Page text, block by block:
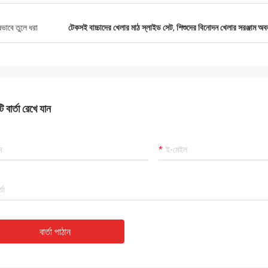
তুলে ধরা টেকসই বাচ্চাদের খেলার মাঠ স্লাইড সেট, শিশুদের বিনোদন খেলার সরঞ্জাম
বার্তা রেখে যান
বার্তা পাঠান